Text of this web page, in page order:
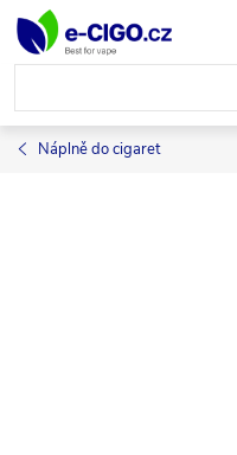
Přejít
obsah
Náplně do cigaret